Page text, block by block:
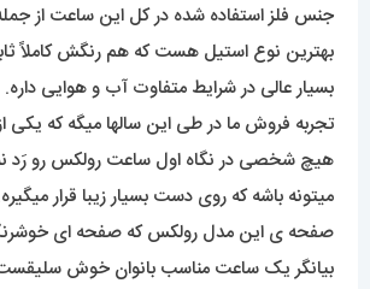
جنس فلز استفاده شده در کل این ساعت از
بهترین نوع استیل هست که هم رنگش کاملاً
بسیار عالی در شرایط متفاوت آب و هوایی داره.
تجربه فروش ما در طی این سالها میگه که یکی
هیچ شخصی در نگاه اول ساعت رولکس رو رَد
میتونه باشه که روی دست بسیار زیبا قرار
صفحه ی این مدل رولکس که صفحه ای
بیانگر یک ساعت مناسب بانوان خوش